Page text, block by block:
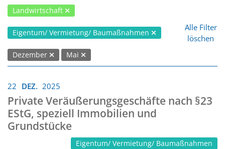
Landwirtschaft
Eigentum/ Vermietung/ Baumaßnahmen
Dezember Mai
Alle Filter
löschen
22 DEZ. 2025
Private Veräußerungsgeschäfte nach §23
EStG, speziell Immobilien und
Grundstücke
Eigentum/ Vermietung/ Baumaßnahmen